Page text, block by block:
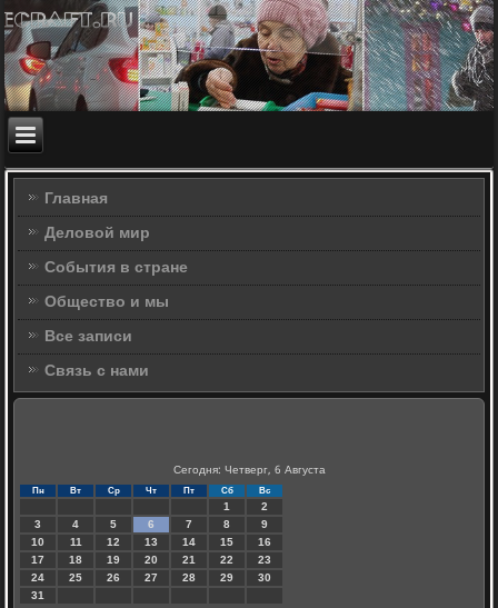
Главная
Деловой мир
События в стране
Общество и мы
Все записи
Связь с нами
Сегодня: Четверг, 6 Августа
Пн Вт Ср Чт Пт Сб Вс
1
2
3
4 5 6 7 8
9
10
11 12 13 14 15
16
17
18 19 20 21 22
23
24
25 26 27 28 29
30
31